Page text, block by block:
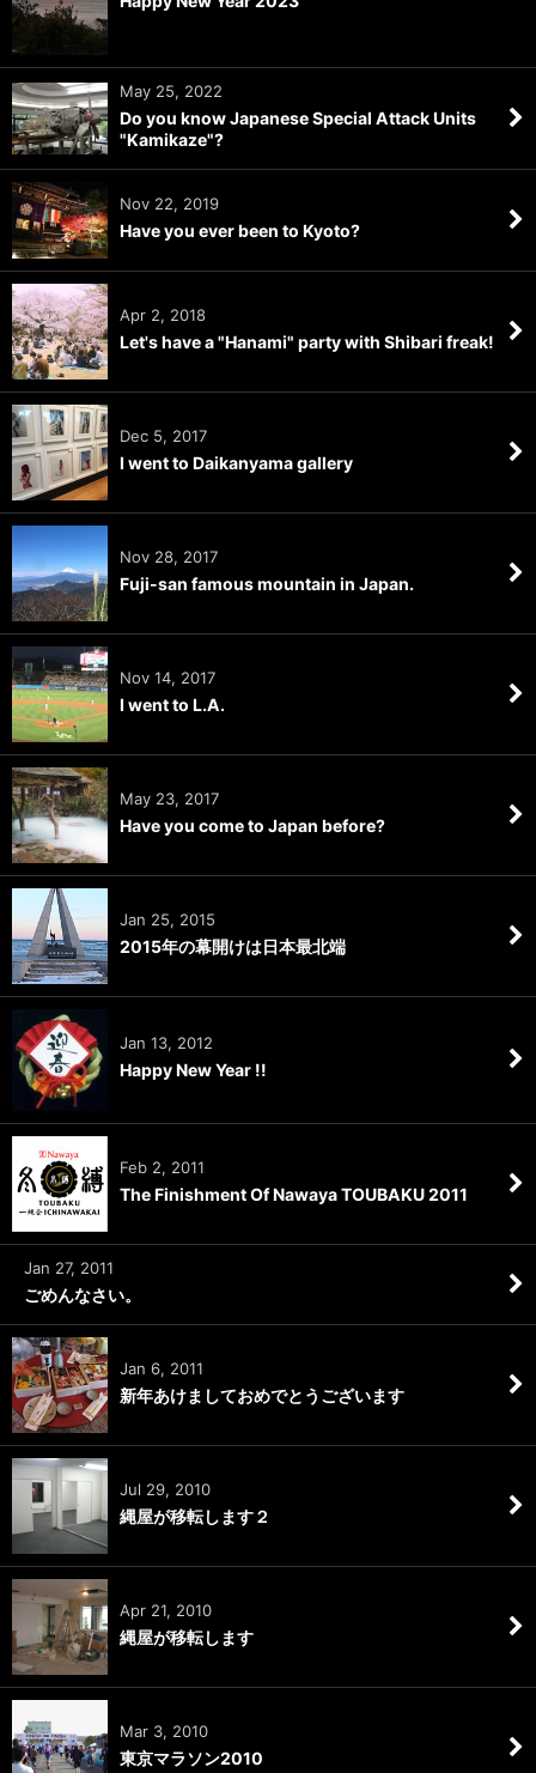
May 25, 2022
Do you know Japanese Special Attack Units
"Kamikaze"?
Nov 22, 2019
Have you ever been to Kyoto?
Apr 2, 2018
Let's have a "Hanami" party with Shibari freak!
Dec 5, 2017
I went to Daikanyama gallery
Nov 28, 2017
Fuji-san famous mountain in Japan.
Nov 14, 2017
I went to L.A.
May 23, 2017
Have you come to Japan before?
Jan 25, 2015
2015年の幕開けは日本最北端
Jan 13, 2012
Happy New Year !!
Feb 2, 2011
The Finishment Of Nawaya TOUBAKU 2011
Jan 27, 2011
ごめんなさい。
Jan 6, 2011
新年あけましておめでとうございます
Jul 29, 2010
縄屋が移転します２
Apr 21, 2010
縄屋が移転します
Mar 3, 2010
東京マラソン2010